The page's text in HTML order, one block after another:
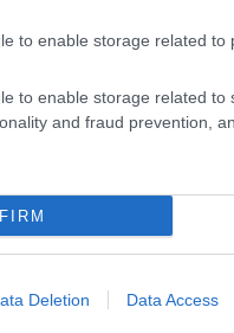
to enable storage related to
to enable storage related to
and fraud prevention,
Deletion Data Access
η φανέλα
και
των
του NBA στην
οι πωλήσεις
14.01.2021